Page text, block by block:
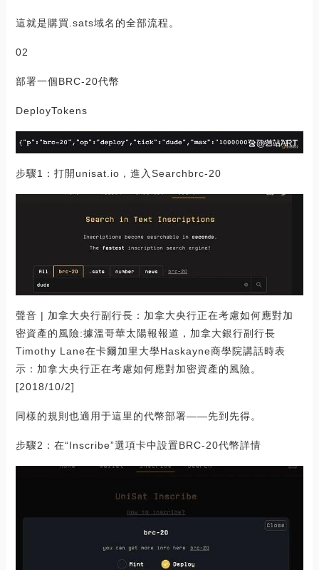
這就是購買.sats域名的全部流程。
02
部署一個BRC-20代幣
DeployTokens
步驟1：打開unisat.io，進入Searchbrc-20
聲音 | 加拿大央行副行長：加拿大央行正在考慮如何應對加
密資產的風險:據溫哥華太陽報報道，加拿大銀行副行長
Timothy Lane在卡爾加里大學Haskayne商學院講話時表
示：加拿大央行正在考慮如何應對加密資產的風險。
[2018/10/2]
同樣的規則也適用于這里的代幣部署——先到先得。
步驟2：在“Inscribe”選項卡中設置BRC-20代幣詳情